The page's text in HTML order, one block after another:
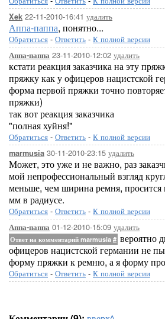
Xek 22-11-2010-16:41 удалить
Аппа-паппа, понятно...
Обратиться - Ответить - К полной версии
Аппа-паппа 23-11-2010-12:02 удалить
кстати реакция заказчика на эту
пряжку как у офицеров нацистской
форма первой пряжки точно
пряжки)
так вот реакция заказчика
"полная хуйня!"
Обратиться - Ответить - К полной версии
marmusia 30-11-2010-23:15 удалить
Может, это уже и не важно, раз
мой непрофессиональный взгляд
меньше, чем ширина ремня, просится
мм в радиусе.
Обратиться - Ответить - К полной версии
Аппа-паппа 01-12-2010-15:09 удалить
Ответ на комментарий marmusia # вероятно
офицеров нацистской германии не
форму пряжки к ремню, а я форму
Обратиться - Ответить - К полной версии